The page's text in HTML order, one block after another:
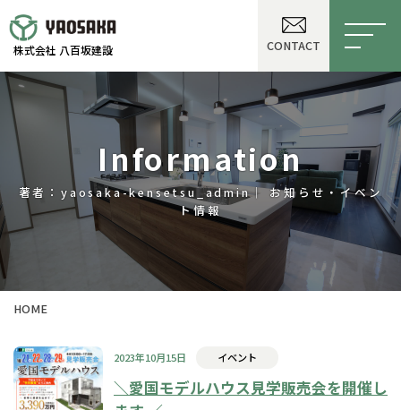
株式会社 八百坂建設 CONTACT
Information
著者：yaosaka-kensetsu_admin│ お知らせ・イベン
ト情報
HOME
2023年10月15日 イベント
＼愛国モデルハウス見学販売会を開催し